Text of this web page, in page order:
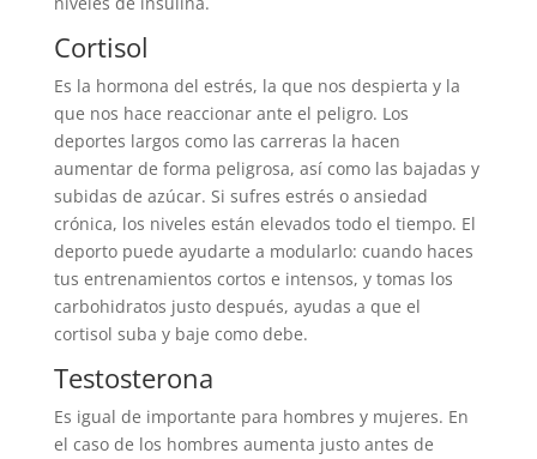
Cortisol
Es la hormona del estrés, la que nos despierta y la
que nos hace reaccionar ante el peligro. Los
deportes largos como las carreras la hacen
aumentar de forma peligrosa, así como las bajadas y
subidas de azúcar. Si sufres estrés o ansiedad
crónica, los niveles están elevados todo el tiempo. El
deporto puede ayudarte a modularlo: cuando haces
tus entrenamientos cortos e intensos, y tomas los
carbohidratos justo después, ayudas a que el
cortisol suba y baje como debe.
Testosterona
Es igual de importante para hombres y mujeres. En
el caso de los hombres aumenta justo antes de